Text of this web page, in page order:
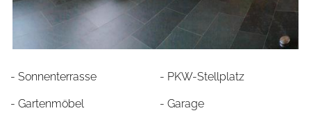
- Sonnenterrasse - PKW-Stellplatz
- Gartenmöbel - Garage